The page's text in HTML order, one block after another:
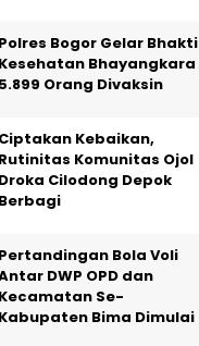
Polres Bogor Gelar Bhakti
Kesehatan Bhayangkara
5.899 Orang Divaksin
Ciptakan Kebaikan,
Rutinitas Komunitas Ojol
Droka Cilodong Depok
Berbagi
Pertandingan Bola Voli
DWP OPD dan
Kecamatan Se-
Kabupaten Bima Dimulai